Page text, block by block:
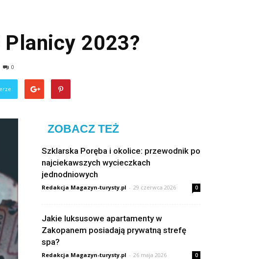
2023?
0
ZOBACZ TEŻ
Szklarska Poręba i okolice: przewodnik po
najciekawszych wycieczkach
jednodniowych
Redakcja Magazyn-turysty.pl - 29 czerwca 2026 0
Jakie luksusowe apartamenty w
Zakopanem posiadają prywatną strefę
spa?
Redakcja Magazyn-turysty.pl - 26 maja 2026 0